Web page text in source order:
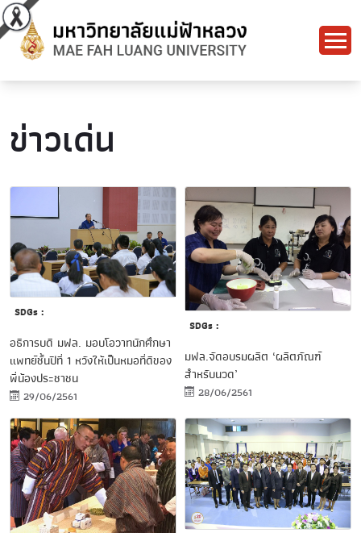
ข่าวเด่น
SDGs :
อธิการบดี มฟล. มอบโอวาทนักศึกษา
แพทย์ชั้นปีที่ 1 หวังให้เป็นหมอที่ดีของ
พี่น้องประชาชน
29/06/2561
SDGs :
มฟล.จัดอบรมผลิต ‘ผลิตภัณฑ์
สำหรับนวด’
28/06/2561